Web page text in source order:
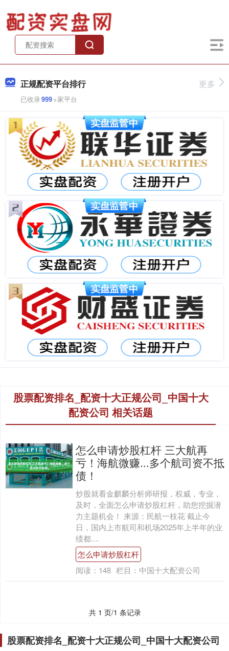
正规配资平台排行
已收录999+家平台
更多
股票配资排名_配资十大正规公司_中国十大
配资公司 相关话题
怎么申请炒股杠杆 三大航再
亏！海航微赚...多个航司资不抵
债！
炒股就看金麒麟分析师研报，权威，专业，
及时，全面怎么申请炒股杠杆，助您挖掘潜
力主题机会！ 来源：民航一枝花 截止今
日，国内上市航司和机场2025年上半年的业
绩都....
怎么申请炒股杠杆
阅读： 148 栏目： 中国十大配资公司
共 1 页/1 条记录
股票配资排名_配资十大正规公司_中国十大配资公司